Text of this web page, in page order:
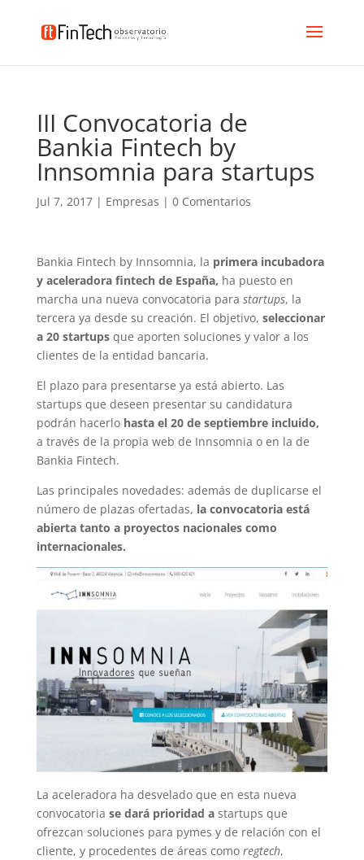
III Convocatoria de
Bankia Fintech by
Innsomnia para startups
Jul 7, 2017| Empresas | 0 Comentarios
Bankia Fintech by Innsomnia, la primera incubadora
y aceleradora fintech de España, ha puesto en
marcha una nueva convocatoria para startups, la
tercera ya desde su creación. El objetivo, seleccionar
a 20 startupsque aporten soluciones y valor a los
clientes de la entidad bancaria.
El plazo para presentarse ya está abierto. Las
startups que deseen presentar su candidatura
podrán hacerlo hasta el 20 de septiembre incluido,
a través de la propia web de Innsomnia o en la de
Bankia Fintech.
Las principales novedades: además de duplicarse el
número de plazas ofertadas, la convocatoria está
abierta tanto a proyectos nacionales como
internacionales.
La aceleradora ha desvelado que en esta nueva
convocatoria se dará prioridad astartups que
ofrezcan soluciones para pymes y de relación con el
cliente, y procedentes de áreas como regtech,